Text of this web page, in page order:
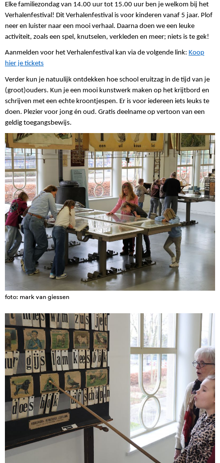
Elke familiezondag van 14.00 uur tot 15.00 uur ben je welkom bij het
Verhalenfestival! Dit Verhalenfestival is voor kinderen vanaf 5 jaar. Plof
neer en luister naar een mooi verhaal. Daarna doen we een leuke
activiteit, zoals een spel, knutselen, verkleden en meer; niets is te gek!
Aanmelden voor het Verhalenfestival kan via de volgende link: Koop
hier je tickets
Verder kun je natuulijk ontdekken hoe school eruitzag in de tijd van je
(groot)ouders. Kun je een mooi kunstwerk maken op het krijtbord en
schrijven met een echte kroontjespen. Er is voor iedereen iets leuks te
doen. Plezier voor jong én oud. Gratis deelname op vertoon van een
geldig toegangsbewijs.
foto: mark van giessen